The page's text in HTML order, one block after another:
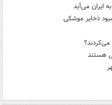
ایران می‌آید
ذخایر موشکی
هستند